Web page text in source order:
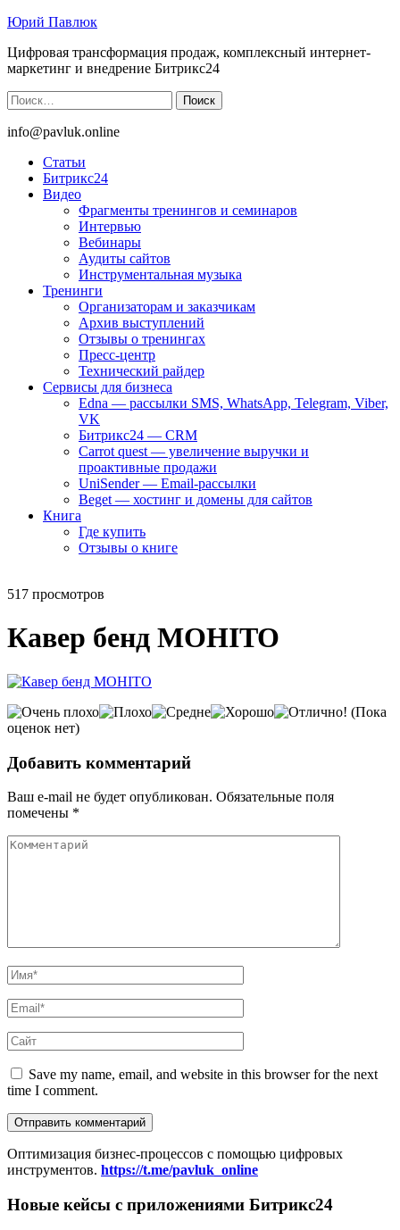
Юрий Павлюк
Цифровая трансформация продаж, комплексный интернет-
маркетинг и внедрение Битрикс24
Найти:
info@pavluk.online
Статьи
Битрикс24
Видео
Фрагменты тренингов и семинаров
Интервью
Вебинары
Аудиты сайтов
Инструментальная музыка
Тренинги
Организаторам и заказчикам
Архив выступлений
Отзывы о тренингах
Пресс-центр
Технический райдер
Сервисы для бизнеса
Edna — рассылки SMS, WhatsApp, Telegram, Viber,
VK
Битрикс24 — CRM
Carrot quest — увеличение выручки и
проактивные продажи
UniSender — Email-рассылки
Beget — хостинг и домены для сайтов
Книга
Где купить
Отзывы о книге
517 просмотров
Кавер бенд MOHITO
(Пока
оценок нет)
Добавить комментарий
Ваш e-mail не будет опубликован. Обязательные поля
помечены *
Save my name, email, and website in this browser for the next
time I comment.
Оптимизация бизнес-процессов с помощью цифровых
инструментов. https://t.me/pavluk_online
Новые кейсы с приложениями Битрикс24